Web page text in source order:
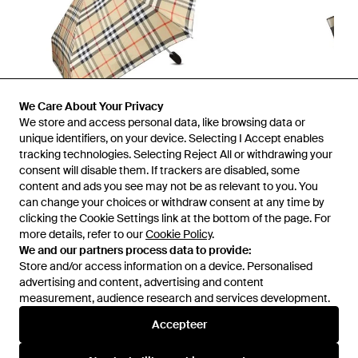
We Care About Your Privacy
We store and access personal data, like browsing data or
unique identifiers, on your device. Selecting I Accept enables
tracking technologies. Selecting Reject All or withdrawing your
consent will disable them. If trackers are disabled, some
content and ads you see may not be as relevant to you. You
can change your choices or withdraw consent at any time by
clicking the Cookie Settings link at the bottom of the page. For
more details, refer to ourCookie Policy.
We and our partners process data to provide:
Store and/or access information on a device. Personalised
advertising and content, advertising and content
measurement, audience research and services development.
Accepteer
Eerder verkocht bij:Miinto